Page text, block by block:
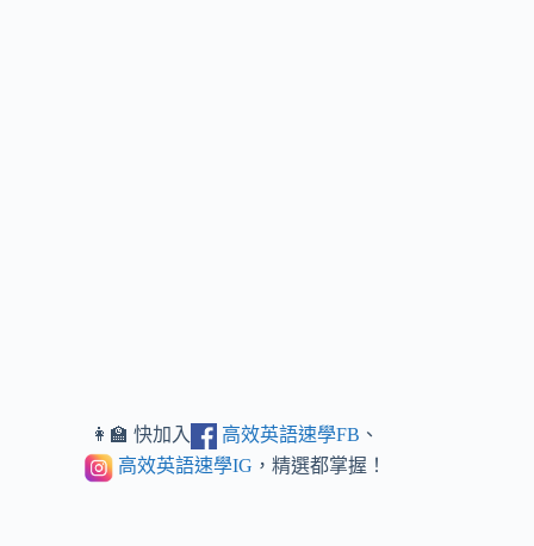
👩‍🏫 快加入 高效英語速學FB 、
高效英語速學IG ，精選都掌握！